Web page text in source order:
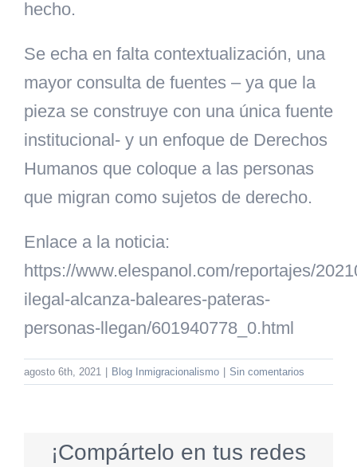
hecho.
Se echa en falta contextualización, una
mayor consulta de fuentes – ya que la
pieza se construye con una única fuente
institucional- y un enfoque de Derechos
Humanos que coloque a las personas
que migran como sujetos de derecho.
Enlace a la noticia:
https://www.elespanol.com/reportajes/
ilegal-alcanza-baleares-pateras-
personas-llegan/601940778_0.html
agosto 6th, 2021 Blog Inmigracionalismo Sin comentarios
¡Compártelo en tus redes